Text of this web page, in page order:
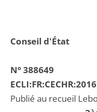
Conseil d'État
N° 388649
Publié au recueil